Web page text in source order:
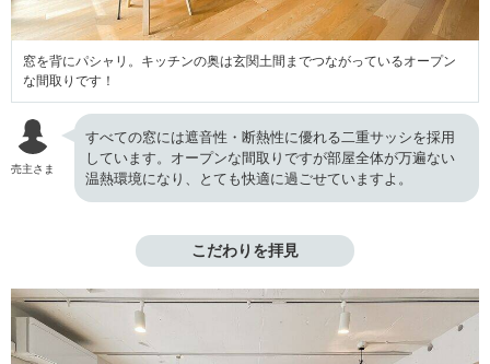
窓を背にパシャリ。キッチンの奥は玄関土間までつながっているオープン
な間取りです！
売主さま
すべての窓には遮音性・断熱性に優れる二重サッシを採用
しています。オープンな間取りですが部屋全体が万遍ない
温熱環境になり、とても快適に過ごせていますよ。
こだわりを拝見